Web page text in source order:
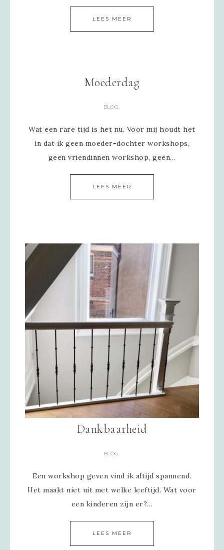
LEES MEER
Moederdag
BLOG
Wat een rare tijd is het nu. Voor mij houdt het
in dat ik geen moeder-dochter workshops,
geen vriendinnen workshop, geen…
LEES MEER
Dankbaarheid
BLOG
Een workshop geven vind ik altijd spannend.
Het maakt niet uit met welke leeftijd. Wat voor
een kinderen zijn er?…
LEES MEER